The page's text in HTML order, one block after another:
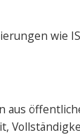
wie